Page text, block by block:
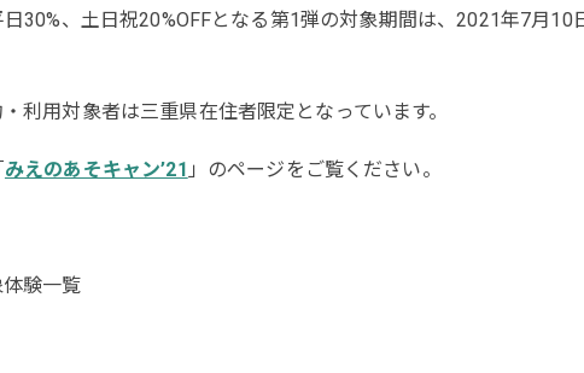
30%、土日祝20%OFFとなる第1弾の対象期間は、2021年7月10
利用対象者は三重県在住者限定となっています。
みえのあそキャン’21 」のページをご覧ください。
験一覧